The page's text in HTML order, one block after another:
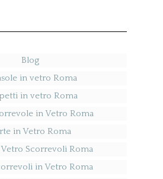
Blog
in vetro Roma
in vetro Roma
in Vetro Roma
in Vetro Roma
Scorrevoli Roma
in Vetro Roma